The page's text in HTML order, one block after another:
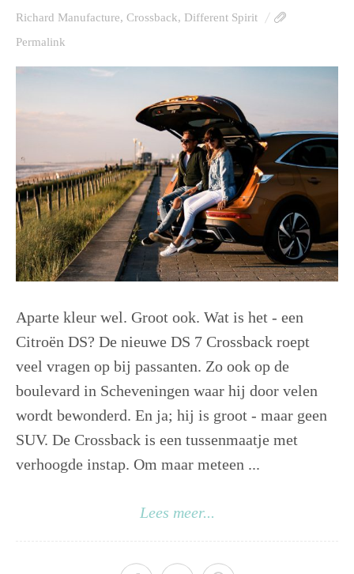
Richard Manufacture, Crossback, Different Spirit
Permalink
Aparte kleur wel. Groot ook. Wat is het - een
Citroën DS? De nieuwe DS 7 Crossback roept
veel vragen op bij passanten. Zo ook op de
boulevard in Scheveningen waar hij door velen
wordt bewonderd. En ja; hij is groot - maar geen
SUV. De Crossback is een tussenmaatje met
verhoogde instap. Om maar meteen ...
Lees meer...